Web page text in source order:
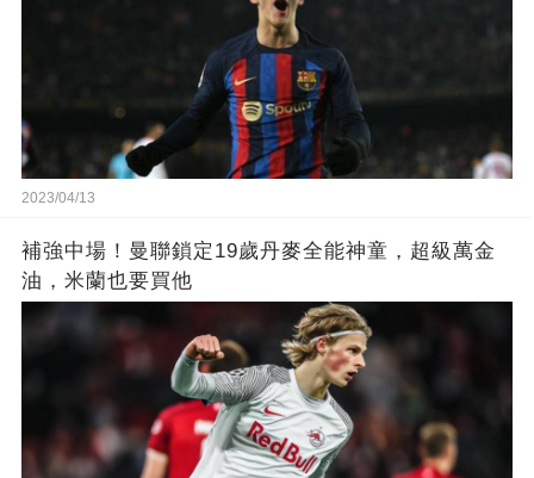
2023/04/13
補強中場！曼聯鎖定19歲丹麥全能神童，超級萬金
油，米蘭也要買他